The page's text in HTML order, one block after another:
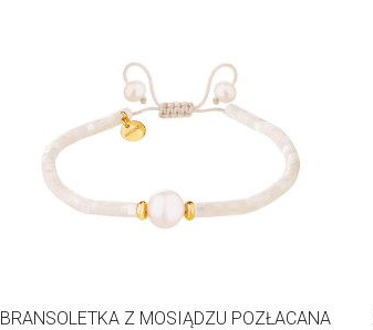
BRANSOLETKA Z MOSIĄDZU POZŁACANA